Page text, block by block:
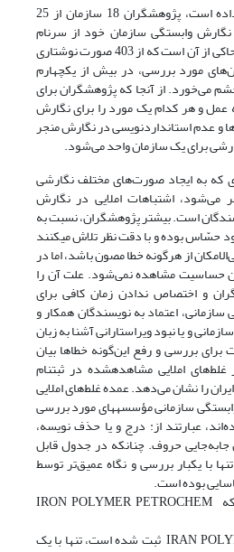
چنان‫که در جدول 2 نشان داده است، پژوهشگران 18 سازمان از 25
وابستگی سازمان خود از سرنام
استفاده کرده‌اند. بررسی‌ها حاکی از آن است که از 403 صورت نوشتاری
به‫کارگرفته‫شده برای سازمان‌های مورد بررسی، در بیش از یک‫چهارم
استفاده از سرنام به‫چشم می‌خورد. از آنجا که پژوهشگران برای
عمل و هر کدام یک مورد را برای نگارش
و عدم استانداردنویسی در نگارش منجر
برای یک سازمان واحد می‌شود.
که به ایجاد صورت‌های مختلف نگارشی
می‌شود، اشتباهات املایی در نگارش
است. بیشتر پژوهشگران، نسبت به
نگارش و ویرایش مقاله‫های خود حسّاس بوده و با دقت نظر تلاش می‫کنند
تولید‫شده حتی‌الامکان از هرگونه خطا مصون باشد، اما در
حساسیت مشاهده نمی‌شود. علت آن ‌را
و اختصاص ندادن زمان کافی برای
اعتماد به نویسندگان همکار و
و یا نبود ویراستارانی آشنا به زبان
بررسی و رفع این‌گونه خطاها بیان
نمود. جدول3 نمونه‌هایی از غلط‌های املایی مشاهده‫شده در ثبت‫نام
را نشان می‌دهد. عمده غلط‌های املایی
که سبب واگرایی در نگارش وابستگی سازمانی مؤسسه‫های مورد بررسی
عبارتند از: درج و یا حذف نویسه،
اشتباه در نگارش و همچنین جابه‌جایی حروف. چنان‫که در جدول قابل
مشاهده‌ است، برخی خطاها تنها با یک‫بار بررسی و نگاه عمیق‌تر توسط
به عنوان مثال، در موردی که IRON POLYMER PETROCHEM
IRAN POLYMERPETROCHEM INST ثبت شده است، تنها با یک